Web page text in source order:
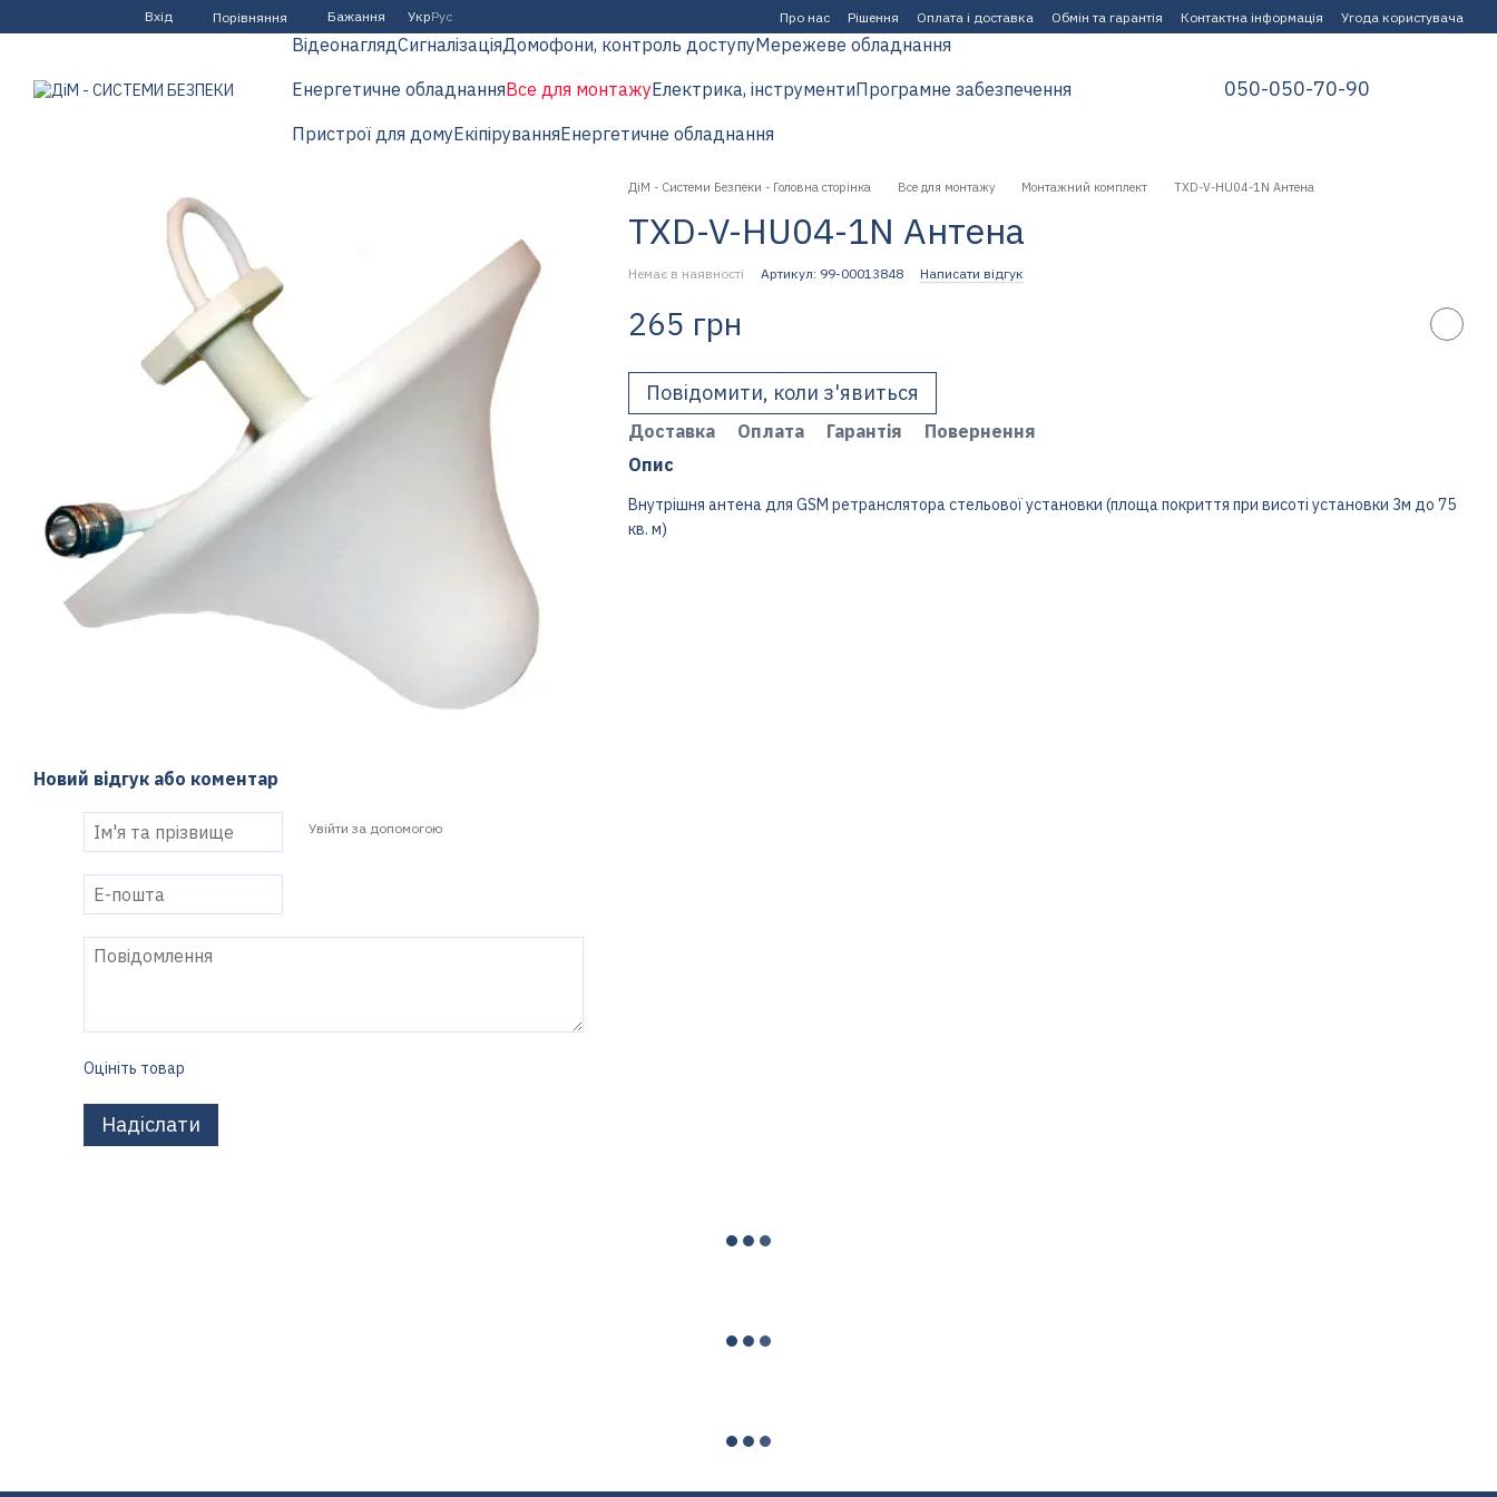
Перейти до основного контенту
Вхід Порівняння Бажання УкрРус Про нас Рішення Оплата і доставка Обмін та гарантія Контактна інформація Угода користувача
ВідеонаглядСигналізаціяДомофони, контроль доступуМережеве обладнання
Енергетичне обладнанняВсе для монтажуЕлектрика, інструментиПрограмне забезпечення
Пристрої для домуЕкіпіруванняЕнергетичне обладнання
050-050-70-90
Новий відгук або коментар
Увійти за допомогою
Оцініть товар
Надіслати
ДіМ - Системи Безпеки - Головна сторінка Все для монтажу Монтажний комплект TXD-V-HU04-1N Антена
TXD-V-HU04-1N Антена
Немає в наявності Артикул: 99-00013848 Написати відгук
265 грн
Повідомити, коли з'явиться
Доставка Оплата Гарантія
Повернення
Опис
Внутрішня антена для GSM ретранслятора стельової установки (площа покриття при висоті установки 3м до 75
кв. м)